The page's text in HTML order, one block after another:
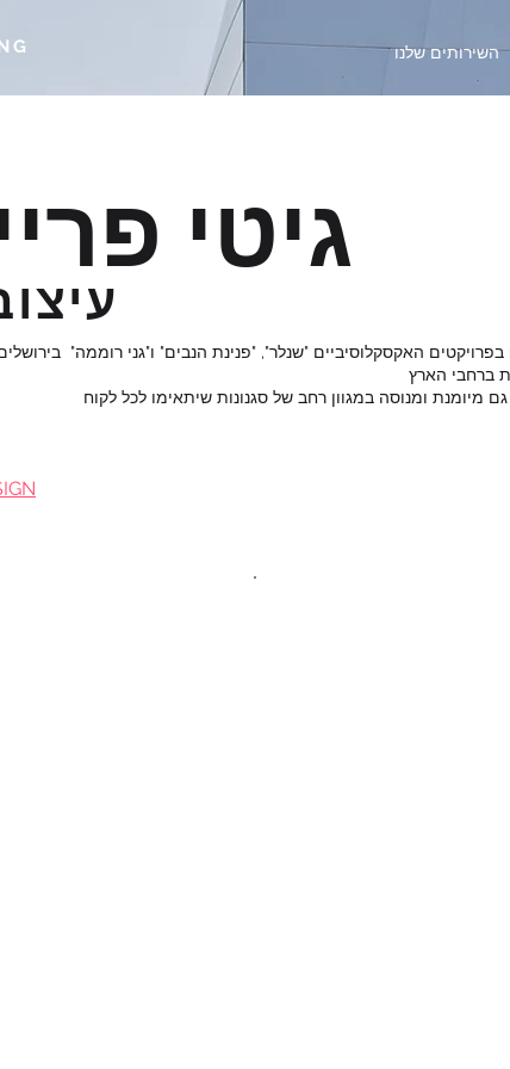
השירותים שלנו
גיטי
האקסקלוסיביים "שנלר", "פנינת הנבים" ו"גני רוממה"
ברחבי הארץ
מיומנת ומנוסה במגוון רחב של סגנונות שיתאימו לכל לקוח